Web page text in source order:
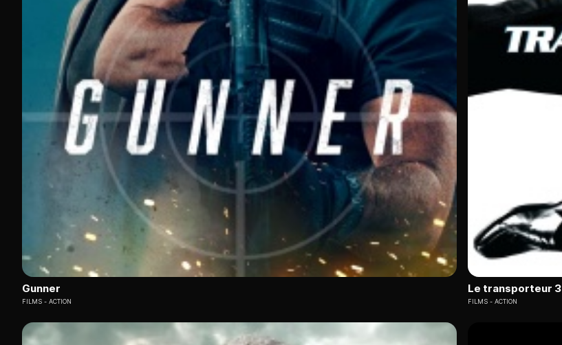
Gunner
FILMS ACTION
Le transporteur 3
FILMS ACTION